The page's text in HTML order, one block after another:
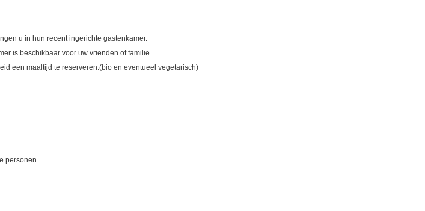
u in hun recent ingerichte gastenkamer.
is beschikbaar voor uw vrienden of familie .
een maaltijd te reserveren.(bio en eventueel vegetarisch)
personen